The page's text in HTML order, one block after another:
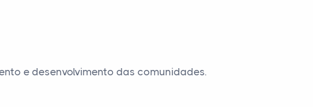
e desenvolvimento das comunidades.